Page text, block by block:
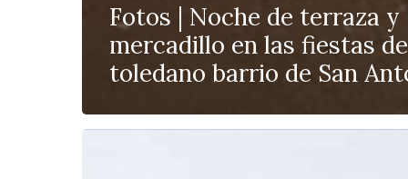
Fotos | Noche de terraza y
mercadillo en las fiestas
toledano barrio de San